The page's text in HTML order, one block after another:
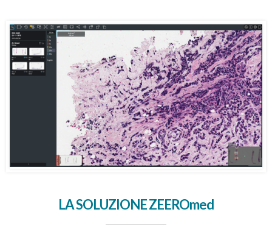
LA SOLUZIONE ZEEROmed